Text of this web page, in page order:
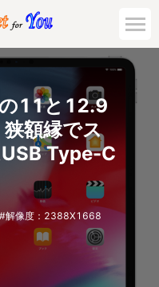
例
較
11と12.9
額縁でス
Type-C
解像度：2388X1668